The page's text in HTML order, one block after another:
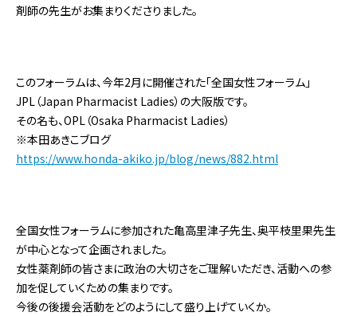
剤師の先生がお集まりくださりました。
このフォーラムは、今年2月に開催された「全国女性フォーラム」
JPL（Japan Pharmacist Ladies）の大阪版です。
その名も、OPL（Osaka Pharmacist Ladies）
※本田あきこブログ
https://www.honda-akiko.jp/blog/news/882.html
全国女性フォーラムに参加された亀高里津子先生、奥平枝里果先生
が中心となって企画されました。
女性薬剤師の皆さまに政治の大切さをご理解いただき、活動への参
加を促していくための集まりです。
今後の後援会活動をどのようにして盛り上げていくか。